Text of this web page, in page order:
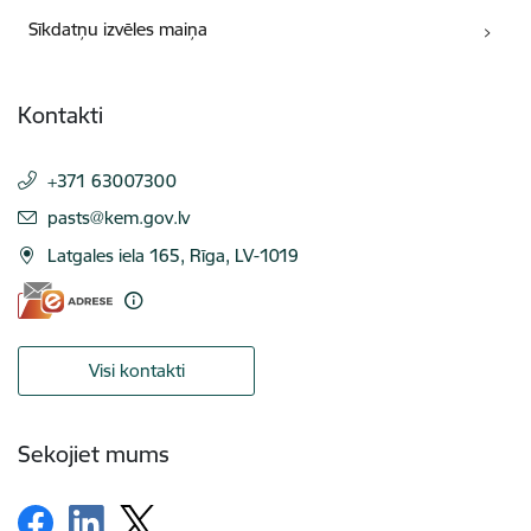
Sīkdatņu izvēles maiņa
Kontakti
+371 63007300
E-pasts:
pasts@kem.gov.lv
Latgales iela 165, Rīga, LV-1019
Visi kontakti
Sekojiet mums